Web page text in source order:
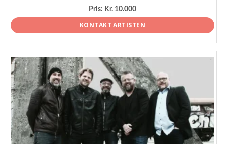
Pris: Kr. 10.000
KONTAKT ARTISTEN